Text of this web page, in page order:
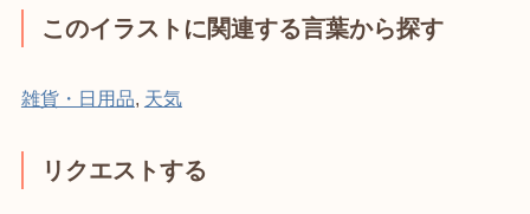
このイラストに関連する言葉から探す
雑貨・日用品 天気
リクエストする